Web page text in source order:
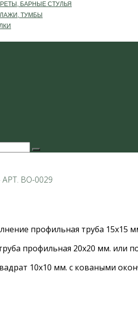
БАРНЫЕ СТУЛЬЯ
ТУМБЫ
Submit
АРТ. ВО-0029
профильная труба 15х15
профильная 20х20 мм. или
10х10 мм. с коваными